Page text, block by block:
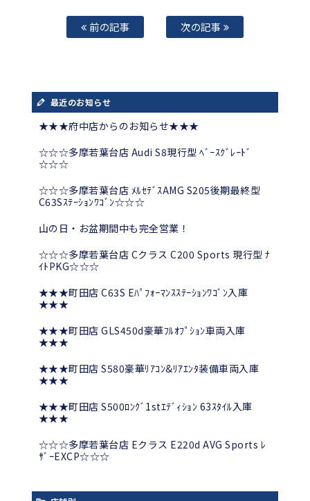
前の記事 次の記事
最近のお知らせ
★★★府中店からのお知らせ★★★
☆☆☆多摩若葉台店 Audi S8現行型 ﾍﾞｰｽｸﾞﾚｰﾄﾞ
☆☆☆
☆☆☆多摩若葉台店 ﾒﾙｾﾃﾞｽAMG S205後期最終型
C63Sｽﾃｰｼｮﾝﾜｺﾞﾝ☆☆☆
山の日・お盆期間中も完全営業！
☆☆☆多摩若葉台店 Cクラス C200 Sports 現行型 ﾅ
ｲﾄPKG☆☆☆
★★★町田店 C63S Eﾊﾟﾌｫｰﾏﾝｽｽﾃｰｼｮﾝﾜｺﾞﾝ入庫
★★★
★★★町田店 GLS450d豪華ﾌﾙｵﾌﾟｼｮﾝ車両入庫
★★★
★★★町田店 S580豪華ﾘｱｺﾝ&ﾘｱｴﾝﾀ装備車両入庫
★★★
★★★町田店 S500ﾛﾝｸﾞ1stｴﾃﾞｨｼｮﾝ 63ｽﾀｲﾙ入庫
★★★
☆☆☆多摩若葉台店 Eクラス E220d AVG Sports ﾚ
ｻﾞｰEXCP☆☆☆